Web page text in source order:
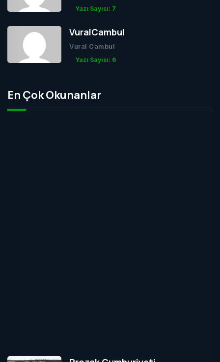
Yazı Sayısı: 7
VuralCambul
Vural Cambul
Yazı Sayısı: 6
En Çok Okunanlar